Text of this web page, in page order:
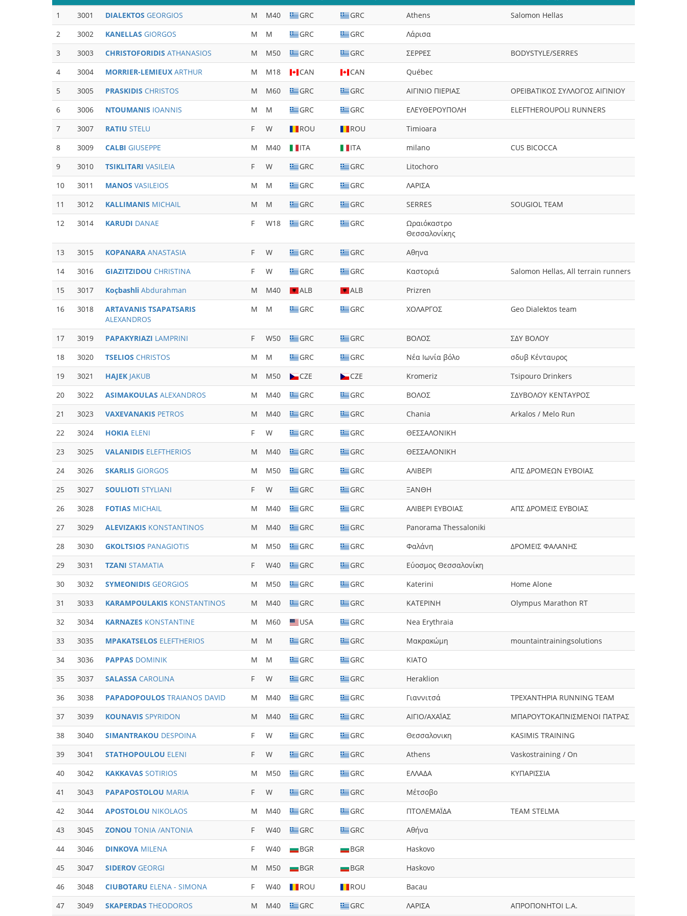
1
3001 DIALEKTOS GEORGIOS M M40 GRC GRC Athens
Salomon Hellas
2
3002 KANELLAS GIORGOS M M GRC GRC
Λάρισα
3
3003 CHRISTOFORIDIS ATHANASIOS M M50 GRC GRC ΣΕΡΡΕΣ
BODYSTYLE/SERRES
4
3004 MORRIER-LEMIEUX ARTHUR M M18 CAN CAN
Québec
5
3005 PRASKIDIS CHRISTOS M M60 GRC GRC ΑΙΓΙΝΙΟ ΠΙΕΡΙΑΣ
ΟΡΕΙΒΑΤΙΚΟΣ ΣΥΛΛΟΓΟΣ ΑΙΓΙΝΙΟΥ
6
3006 NTOUMANIS IOANNIS M M GRC GRC ΕΛΕΥΘΕΡΟΥΠΟΛΗ
ELEFTHEROUPOLI RUNNERS
7
3007 RATIU STELU F W ROU ROU
Timioara
8
3009 CALBI GIUSEPPE M M40 ITA ITA milano
CUS BICOCCA
9
3010 TSIKLITARI VASILEIA F W GRC GRC
Litochoro
10
3011 MANOS VASILEIOS M M GRC GRC
ΛΑΡΙΣΑ
11
3012 KALLIMANIS MICHAIL M M GRC GRC SERRES
SOUGIOL TEAM
12
3014 KARUDI DANAE F W18 GRC GRC
Ωραιόκαστρο
Θεσσαλονίκης
13
3015 KOPANARA ANASTASIA F W GRC GRC
Αθηνα
14
3016 GIAZITZIDOU CHRISTINA F W GRC GRC Καστοριά
Salomon Hellas, All terrain runners
15
3017 Koçbashli Abdurahman M M40 ALB ALB
Prizren
16
3018
ARTAVANIS TSAPATSARIS
ALEXANDROS
M M GRC GRC ΧΟΛΑΡΓΟΣ Geo Dialektos team
17 3019 PAPAKYRIAZI LAMPRINI F W50 GRC GRC ΒΟΛΟΣ
ΣΔΥ ΒΟΛΟΥ
18
3020 TSELIOS CHRISTOS M M GRC GRC Νέα Ιωνία βόλο
σδυβ Κένταυρος
19
3021 HAJEK JAKUB M M50 CZE CZE Kromeriz
Tsipouro Drinkers
20
3022 ASIMAKOULAS ALEXANDROS M M40 GRC GRC ΒΟΛΟΣ
ΣΔΥΒΟΛΟΥ ΚΕΝΤΑΥΡΟΣ
21
3023 VAXEVANAKIS PETROS M M40 GRC GRC Chania
Arkalos / Melo Run
22
3024 HOKIA ELENI F W GRC GRC
ΘΕΣΣΑΛΟΝΙΚΗ
23
3025 VALANIDIS ELEFTHERIOS M M40 GRC GRC
ΘΕΣΣΑΛΟΝΙΚΗ
24
3026 SKARLIS GIORGOS M M50 GRC GRC AΛIBEPI
ΑΠΣ ΔΡΟΜΕΩΝ ΕΥΒΟΙΑΣ
25
3027 SOULIOTI STYLIANI F W GRC GRC
ΞANΘH
26
3028 FOTIAS MICHAIL M M40 GRC GRC ΑΛΙΒΕΡΙ ΕΥΒΟΙΑΣ
ΑΠΣ ΔΡΟΜΕΙΣ ΕΥΒΟΙΑΣ
27
3029 ALEVIZAKIS KONSTANTINOS M M40 GRC GRC
Panorama Thessaloniki
28
3030 GKOLTSIOS PANAGIOTIS M M50 GRC GRC Φαλάνη
ΔΡΟΜΕΙΣ ΦΑΛΑΝΗΣ
29
3031 TZANI STAMATIA F W40 GRC GRC
Εύοσμος Θεσσαλονίκη
30
3032 SYMEONIDIS GEORGIOS M M50 GRC GRC Katerini
Home Alone
31
3033 KARAMPOULAKIS KONSTANTINOS M M40 GRC GRC ΚΑΤΕΡΙΝΗ
Olympus Marathon RT
32
3034 KARNAZES KONSTANTINE M M60 USA GRC
Nea Erythraia
33
3035 MPAKATSELOS ELEFTHERIOS M M GRC GRC Μακρακώμη
mountaintrainingsolutions
34
3036 PAPPAS DOMINIK M M GRC GRC
KIATO
35
3037 SALASSA CAROLINA F W GRC GRC
Heraklion
36
3038 PAPADOPOULOS TRAIANOS DAVID M M40 GRC GRC Γιαννιτσά
ΤΡΕΧΑΝΤΗΡΙΑ RUNNING TEAM
37
3039 KOUNAVIS SPYRIDON M M40 GRC GRC ΑΙΓΙΟ/ΑΧΑΪ́ΑΣ
ΜΠΑΡΟΥΤΟΚΑΠΝΙΣΜΕΝΟΙ ΠΑΤΡΑΣ
38
3040 SIMANTRAKOU DESPOINA F W GRC GRC Θεσσαλονικη
KASIMIS TRAINING
39
3041 STATHOPOULOU ELENI F W GRC GRC Athens
Vaskostraining / On
40
3042 KAKKAVAS SOTIRIOS M M50 GRC GRC ΕΛΛΑΔΑ
ΚΥΠΑΡΙΣΣΙΑ
41
3043 PAPAPOSTOLOU MARIA F W GRC GRC
Μέτσοβο
42
3044 APOSTOLOU NIKOLAOS M M40 GRC GRC ΠΤΟΛΕΜΑΪ́ΔΑ
TEAM STELMA
43
3045 ZONOU TONIA /ANTONIA F W40 GRC GRC
Αθήνα
44
3046 DINKOVA MILENA F W40 BGR BGR
Haskovo
45
3047 SIDEROV GEORGI M M50 BGR BGR
Haskovo
46
3048 CIUBOTARU ELENA - SIMONA F W40 ROU ROU
Bacau
47
3049 SKAPERDAS THEODOROS M M40 GRC GRC ΛΑΡΙΣΑ
ΑΠΡΟΠΟΝΗΤΟΙ L.A.